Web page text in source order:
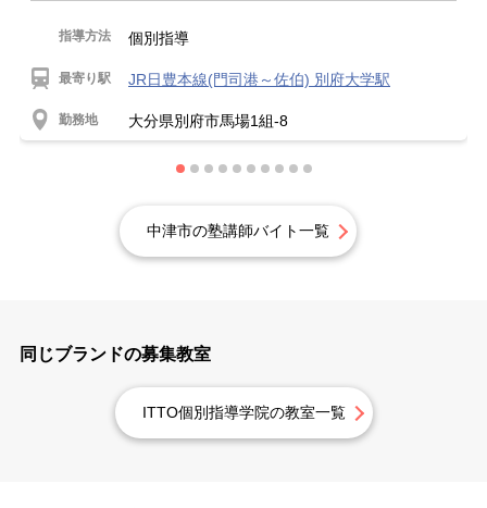
指導方法 個別指導
最寄り駅 JR日豊本線(門司港～佐伯) 別府大学駅
勤務地 大分県別府市馬場1組-8
中津市の塾講師バイト一覧
同じブランドの募集教室
ITTO個別指導学院の教室一覧